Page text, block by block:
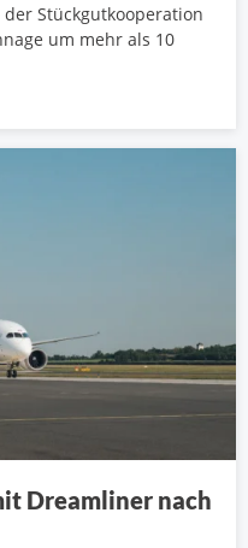
Stückgutkooperation
um mehr als 10
Dreamliner nach